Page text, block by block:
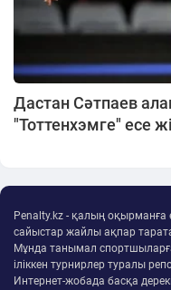
Дастан Сәтпаев
"Тоттенхэмге" есе
Penalty.kz - қалың оқырманға
сайыстар жайлы ақпар
Мұнда танымал
іліккен турнирлер туралы
Интернет-жобада басқа